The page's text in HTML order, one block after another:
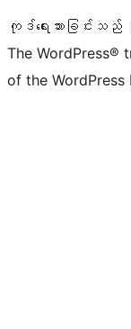
ကုဒ်ရေးသားခြင်းသ
The WordPress®
of the WordPress